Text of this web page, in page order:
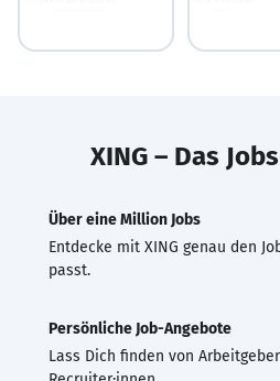
XING – Das
Über eine Million Jobs
Entdecke mit XING genau den
passt.
Persönliche Job-Angebote
Lass Dich finden von